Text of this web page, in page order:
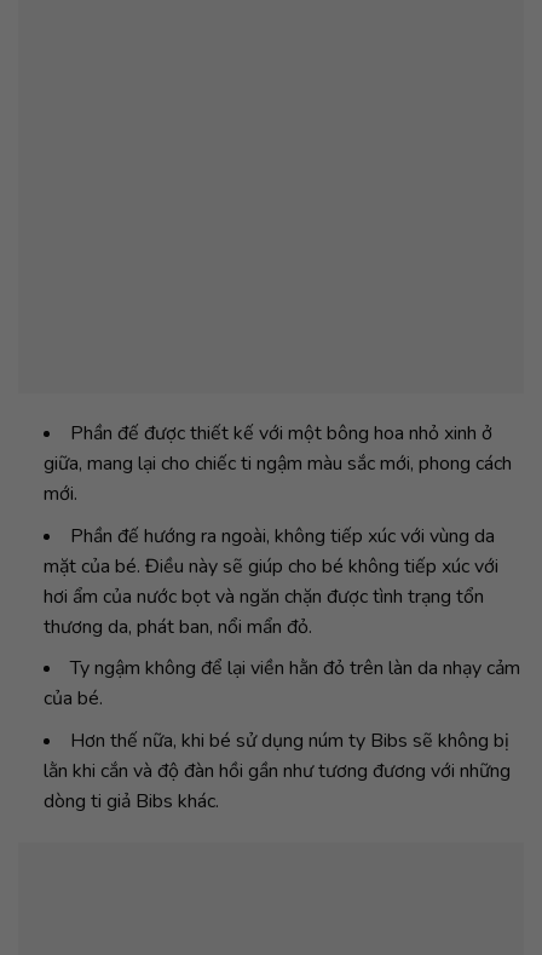
Phần đế được thiết kế với một bông hoa nhỏ xinh ở
giữa, mang lại cho chiếc ti ngậm màu sắc mới, phong cách
mới.
Phần đế hướng ra ngoài, không tiếp xúc với vùng da
mặt của bé. Điều này sẽ giúp cho bé không tiếp xúc với
hơi ẩm của nước bọt và ngăn chặn được tình trạng tổn
thương da, phát ban, nổi mẩn đỏ.
Ty ngậm không để lại viền hằn đỏ trên làn da nhạy cảm
của bé.
Hơn thế nữa, khi bé sử dụng núm ty Bibs sẽ không bị
lằn khi cắn và độ đàn hồi gần như tương đương với những
dòng ti giả Bibs khác.